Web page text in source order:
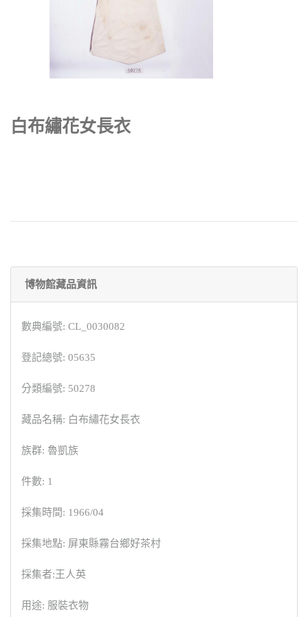
白布繡花女長衣
博物館藏品資訊
數典編號: CL_0030082
登記總號: 05635
分類編號: 50278
藏品名稱: 白布繡花女長衣
族群: 魯凱族
件數: 1
採集時間: 1966/04
採集地點: 屏東縣霧台鄉好茶村
採集者:王人英
用途: 服裝衣物